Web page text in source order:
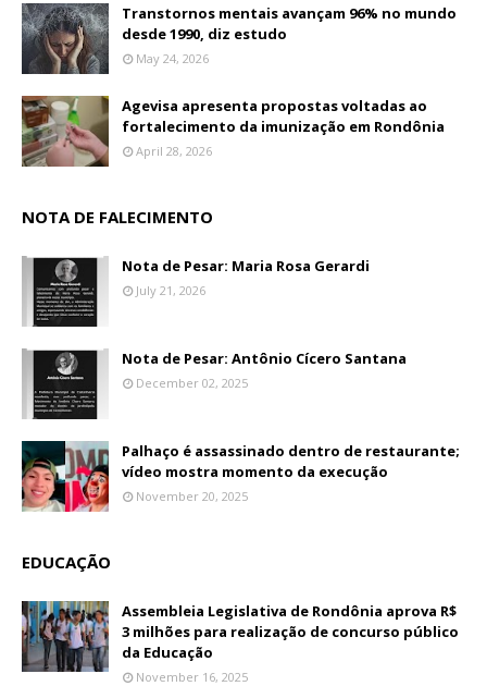
Transtornos mentais avançam 96% no mundo
desde 1990, diz estudo
May 24, 2026
Agevisa apresenta propostas voltadas ao
fortalecimento da imunização em Rondônia
April 28, 2026
NOTA DE FALECIMENTO
Nota de Pesar: Maria Rosa Gerardi
July 21, 2026
Nota de Pesar: Antônio Cícero Santana
December 02, 2025
Palhaço é assassinado dentro de restaurante;
vídeo mostra momento da execução
November 20, 2025
EDUCAÇÃO
Assembleia Legislativa de Rondônia aprova R$
3 milhões para realização de concurso público
da Educação
November 16, 2025